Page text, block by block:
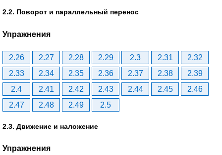
2.2. Поворот и параллельный перенос
Упражнения
2.26 2.27 2.28 2.29 2.3 2.31
2.32
2.33
2.34 2.35 2.36 2.37 2.38
2.39
2.4
2.41 2.42 2.43 2.44 2.45
2.46
2.47
2.48 2.49 2.5
2.3. Движение и наложение
Упражнения